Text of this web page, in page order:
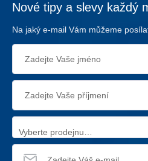
Nové tipy a slevy každý
Na jaký e-mail Vám můžeme
Vyberte prodejnu…